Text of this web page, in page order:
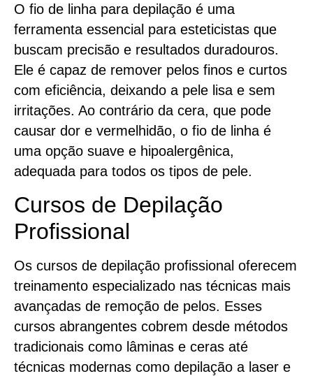
O fio de linha para depilação é uma
ferramenta essencial para esteticistas que
buscam precisão e resultados duradouros.
Ele é capaz de remover pelos finos e curtos
com eficiência, deixando a pele lisa e sem
irritações. Ao contrário da cera, que pode
causar dor e vermelhidão, o fio de linha é
uma opção suave e hipoalergênica,
adequada para todos os tipos de pele.
Cursos de Depilação
Profissional
Os cursos de depilação profissional oferecem
treinamento especializado nas técnicas mais
avançadas de remoção de pelos. Esses
cursos abrangentes cobrem desde métodos
tradicionais como lâminas e ceras até
técnicas modernas como depilação a laser e